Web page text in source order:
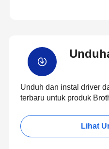
Unduh dan instal driver
terbaru untuk produk
Lihat